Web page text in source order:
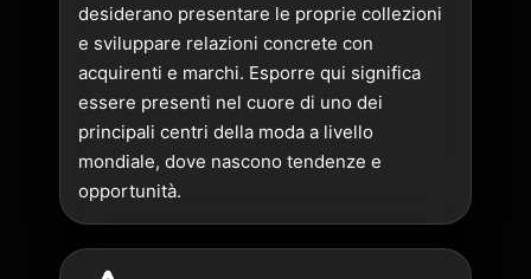
desiderano presentare le proprie collezioni
e sviluppare relazioni concrete con
acquirenti e marchi. Esporre qui significa
essere presenti nel cuore di uno dei
principali centri della moda a livello
mondiale, dove nascono tendenze e
opportunità.